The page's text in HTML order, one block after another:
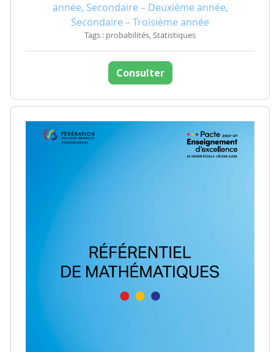
année, Secondaire – Deuxième année,
Secondaire – Troisième année
Tags : probabilités, Statistiques
Consulter